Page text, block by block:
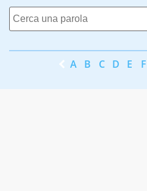
A B C D E F